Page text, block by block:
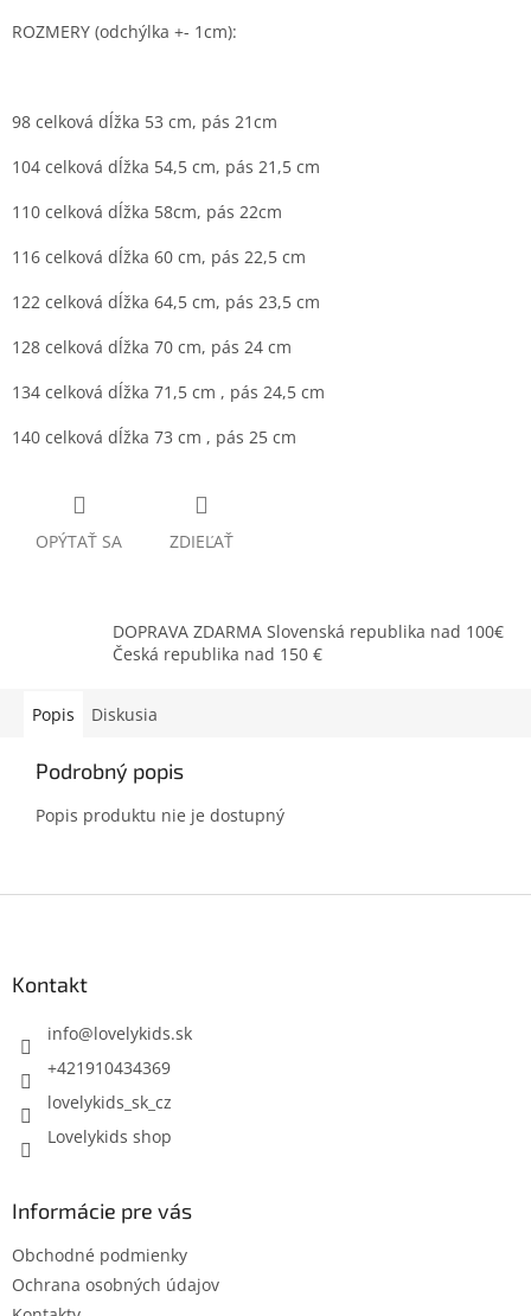
ROZMERY (odchýlka +- 1cm):
98 celková dĺžka 53 cm, pás 21cm
104 celková dĺžka 54,5 cm, pás 21,5 cm
110 celková dĺžka 58cm, pás 22cm
116 celková dĺžka 60 cm, pás 22,5 cm
122 celková dĺžka 64,5 cm, pás 23,5 cm
128 celková dĺžka 70 cm, pás 24 cm
134 celková dĺžka 71,5 cm , pás 24,5 cm
140 celková dĺžka 73 cm , pás 25 cm
OPÝTAŤ SA ZDIEĽAŤ
DOPRAVA ZDARMA Slovenská republika nad 100€
Česká republika nad 150 €
Popis Diskusia
Podrobný popis
Popis produktu nie je dostupný
Kontakt
info@lovelykids.sk
+421910434369
lovelykids_sk_cz
Lovelykids shop
Informácie pre vás
Obchodné podmienky
Ochrana osobných údajov